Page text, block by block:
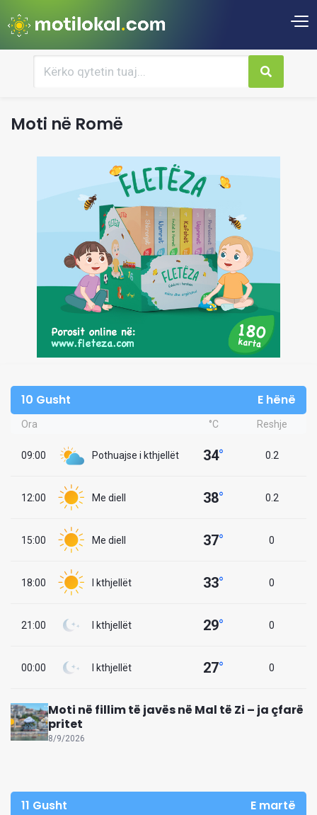
Moti në Romë
10 Gusht E hënë
Ora °C Reshje
09:00 Pothuajse i kthjellët 34° 0.2
12:00 Me diell 38° 0.2
15:00 Me diell 37° 0
18:00 I kthjellët 33° 0
21:00 I kthjellët 29° 0
00:00 I kthjellët 27° 0
Moti në fillim të javës në Mal të Zi – ja çfarë
pritet
8/9/2026
11 Gusht E martë